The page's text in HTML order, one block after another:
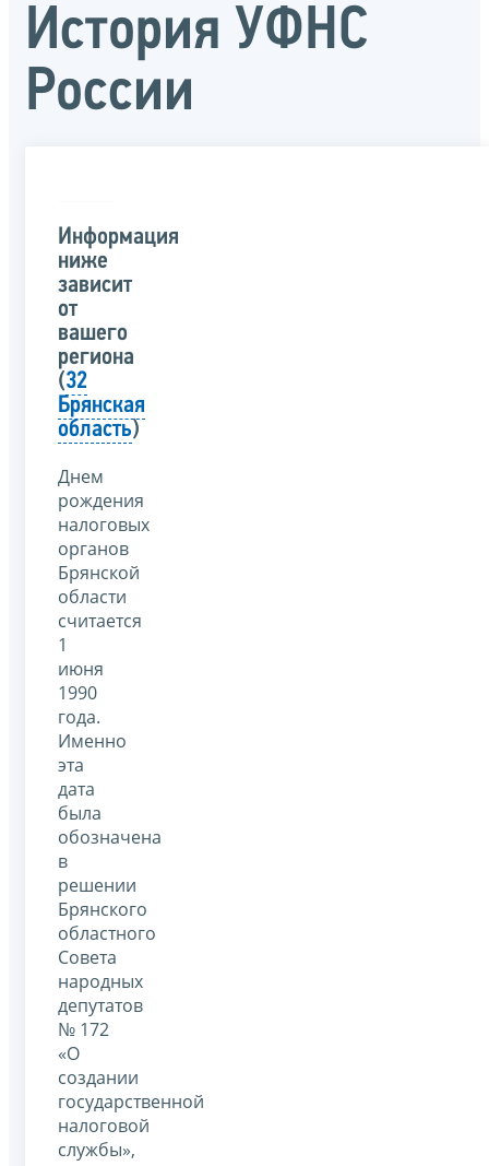
История УФНС
России
Информация
ниже
зависит
от
вашего
региона
(32
Брянская
область)
Днем
рождения
налоговых
органов
Брянской
области
считается
1
июня
1990
года.
Именно
эта
дата
была
обозначена
в
решении
Брянского
областного
Совета
народных
депутатов
№ 172
«О
создании
государственной
налоговой
службы»,